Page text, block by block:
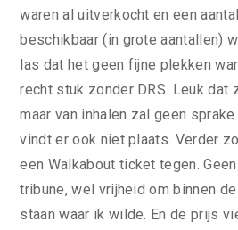
waren al uitverkocht en een
beschikbaar (in grote aantallen)
las dat het geen fijne plekken
recht stuk zonder DRS. Leuk dat
maar van inhalen zal geen
vindt er ook niet plaats. Verder
een Walkabout ticket tegen.
tribune, wel vrijheid om binnen
staan waar ik wilde. En de prijs